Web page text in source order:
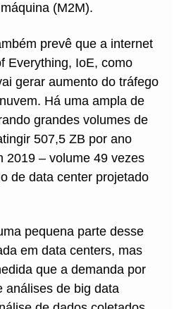
(M2M).
prevê que a internet
Everything, IoE, como
gerar aumento do tráfego
Há uma ampla de
grandes volumes de
507,5 ZB por ano
2019 – volume 49 vezes
de data center projetado
pequena parte desse
em data centers, mas
que a demanda por
análises de big data